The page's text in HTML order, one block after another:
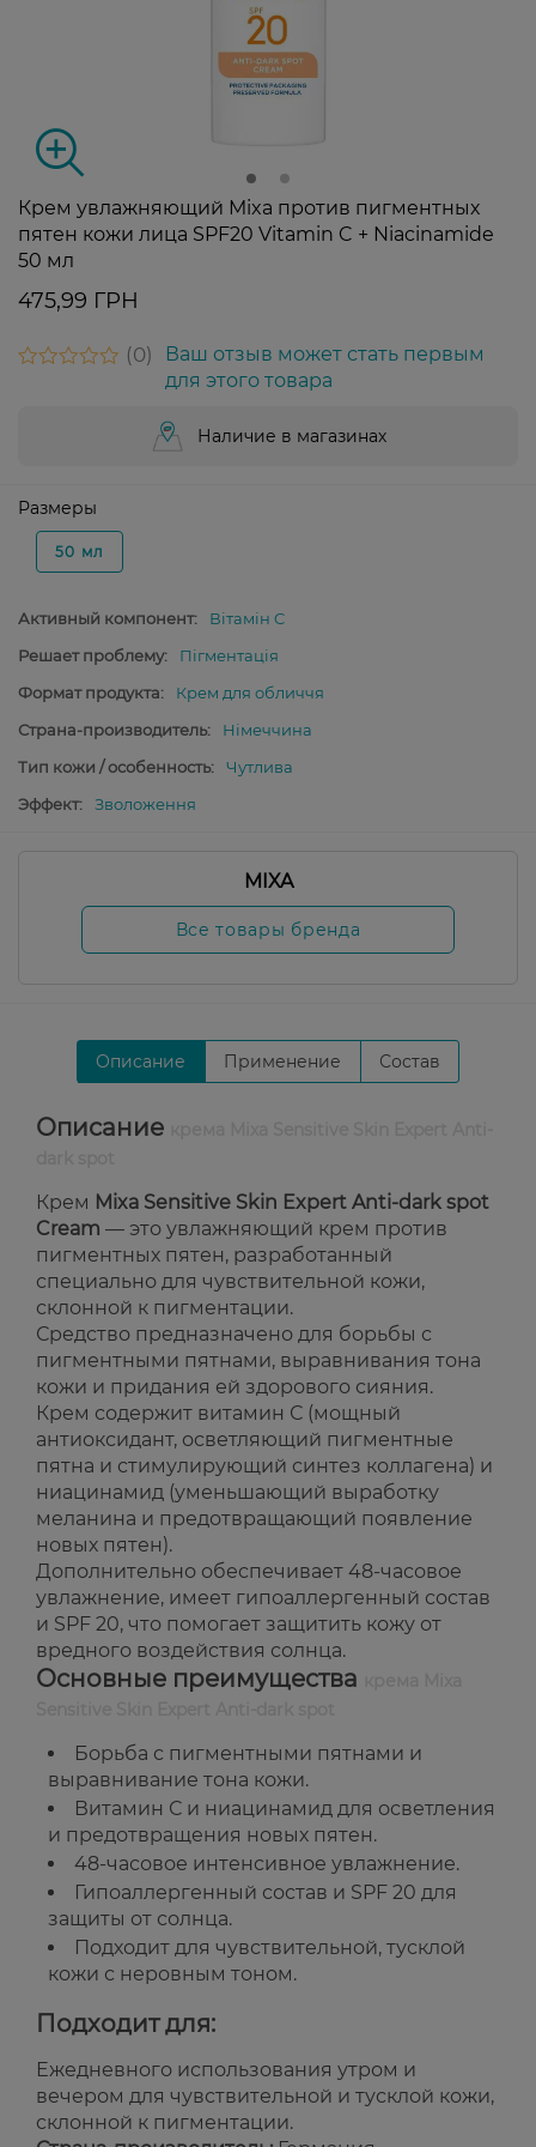
Крем увлажняющий Mixa против пигментных
пятен кожи лица SPF20 Vitamin C + Niacinamide
50 мл
475,99 ГРН
0
Ваш отзыв может стать первым
для этого товара
Наличие в магазинах
Размеры
50 мл
Активный компонент:
Вітамін C
Решает проблему:
Пігментація
Формат продукта:
Крем для обличчя
Страна-производитель:
Німеччина
Тип кожи / особенность:
Чутлива
Эффект:
Зволоження
MIXA
Все товары бренда
Описание Применение Состав
Описание
Крем Mixa Sensitive Skin Expert Anti-dark spot
Cream — это увлажняющий крем против
пигментных пятен, разработанный
специально для чувствительной кожи,
склонной к пигментации.
Средство предназначено для борьбы с
пигментными пятнами, выравнивания тона
кожи и придания ей здорового сияния.
Крем содержит витамин С (мощный
антиоксидант, осветляющий пигментные
пятна и стимулирующий синтез коллагена) и
ниацинамид (уменьшающий выработку
меланина и предотвращающий появление
новых пятен).
Дополнительно обеспечивает 48-часовое
увлажнение, имеет гипоаллергенный состав
и SPF 20, что помогает защитить кожу от
вредного воздействия солнца.
Основные преимущества
Борьба с пигментными пятнами и
выравнивание тона кожи.
Витамин С и ниацинамид для осветления
и предотвращения новых пятен.
48-часовое интенсивное увлажнение.
Гипоаллергенный состав и SPF 20 для
защиты от солнца.
Подходит для чувствительной, тусклой
кожи с неровным тоном.
Подходит для:
Ежедневного использования утром и
вечером для чувствительной и тусклой кожи,
склонной к пигментации.